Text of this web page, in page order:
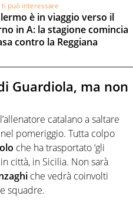
ti può interessare
è in viaggio verso il
in A: la stagione comincia
contro la Reggiana
Guardiola, ma non
catalano a saltare
pomeriggio. Tutta colpo
che ha trasportato ‘gli
città, in Sicilia. Non sarà
che vedrà coinvolti
squadre.